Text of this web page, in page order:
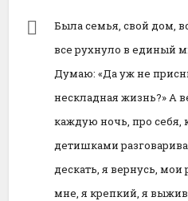
Была семья, свой дом,
все рухнуло в единый
Думаю: «Да уж не
нескладная жизнь?» А
каждую ночь, про себя,
детишками
дескать, я вернусь,
мне, я крепкий, я